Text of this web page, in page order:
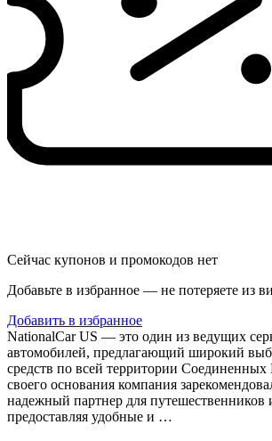
Сейчас купонов и промокодов нет
Добавьте в избранное — не потеряете из
Добавить в избранное
NationalCar US — это один из ведущих
автомобилей, предлагающий широкий
средств по всей территории
своего основания компания
надежный партнер для путешественников
предоставляя удобные и …